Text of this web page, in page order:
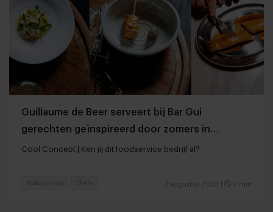
Guillaume de Beer serveert bij Bar Gui
gerechten geïnspireerd door zomers in
Bretagne
Cool Concept | Ken jij dit foodservice bedrijf al?
7 augustus 2023 3 min
Restaurants Chefs